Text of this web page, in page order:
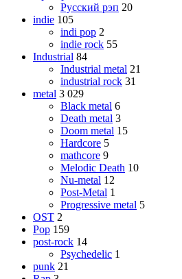
Русский рэп 20
indie 105
indi pop 2
indie rock 55
Industrial 84
Industrial metal 21
industrial rock 31
metal 3 029
Black metal 6
Death metal 3
Doom metal 15
Hardcore 5
mathcore 9
Melodic Death 10
Nu-metal 12
Post-Metal 1
Progressive metal 5
OST 2
Pop 159
post-rock 14
Psychedelic 1
punk 21